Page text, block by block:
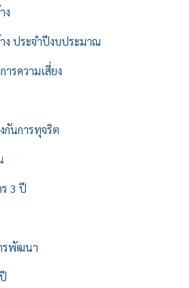
ง
ง ประจำปีงบประมาณ
รความเสี่ยง
นการทุจริต
3 ปี
รพัฒนา